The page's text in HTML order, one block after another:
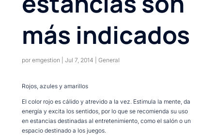
más indicados
por emgestion Jul 7, 2014 General
Rojos, azules y amarillos
El color rojo es cálido y atrevido a la vez. Estimula la mente, da
energía y excita los sentidos, por lo que se recomienda su uso
en estancias destinadas al entretenimiento, como el salón o un
espacio destinado a los juegos.